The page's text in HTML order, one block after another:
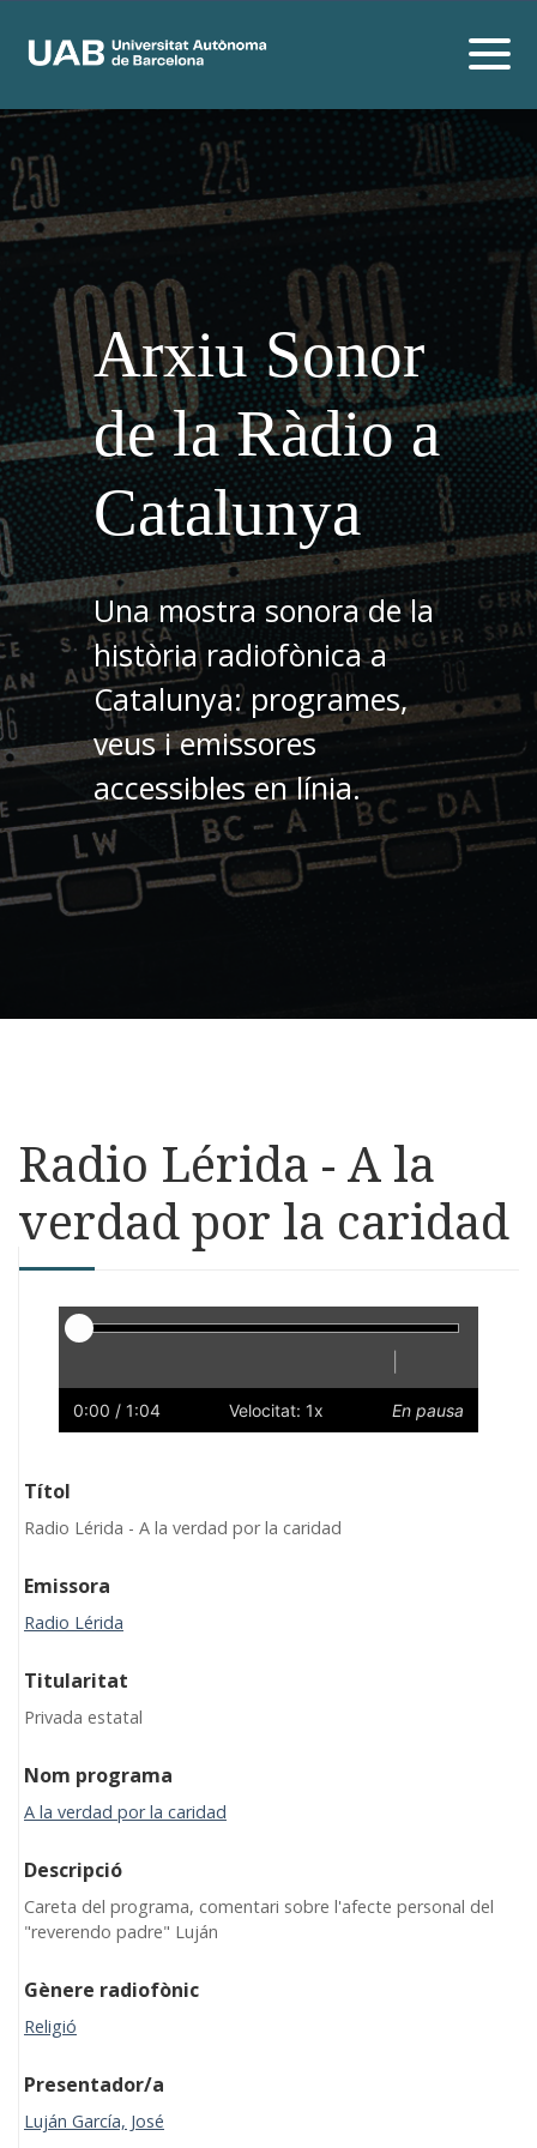
Arxiu Sonor
de la Ràdio a
Catalunya
Una mostra sonora de la
història radiofònica a
Catalunya: programes,
veus i emissores
accessibles en línia.
Radio Lérida - A la
verdad por la caridad
Reproductor
Lent
0:00 / 1:04 Velocitat: 1x En pausa
Títol
Radio Lérida - A la verdad por la caridad
Emissora
Radio Lérida
Titularitat
Privada estatal
Nom programa
A la verdad por la caridad
Descripció
Careta del programa, comentari sobre l'afecte personal del
"reverendo padre" Luján
Gènere radiofònic
Religió
Presentador/a
Luján García, José